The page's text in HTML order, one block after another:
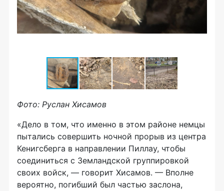
Фото: Руслан Хисамов
«Дело в том, что именно в этом районе немцы
пытались совершить ночной прорыв из центра
Кенигсберга в направлении Пиллау, чтобы
соединиться с Земландской группировкой
своих войск, — говорит Хисамов. — Вполне
вероятно, погибший был частью заслона,